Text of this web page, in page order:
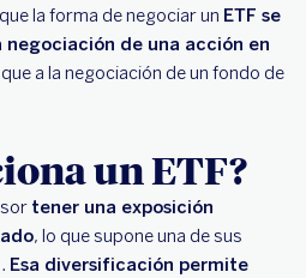
la forma de negociar un ETF se
negociación de una acción en
que a la negociación de un fondo de
un ETF?
tener una exposición
, lo que supone una de sus
Esa diversificación permite